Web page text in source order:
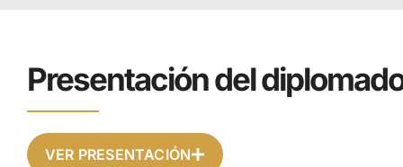
Presentación del
VER PRESENTACIÓN
fidelizar y
la sostenibilidad
con el cliente